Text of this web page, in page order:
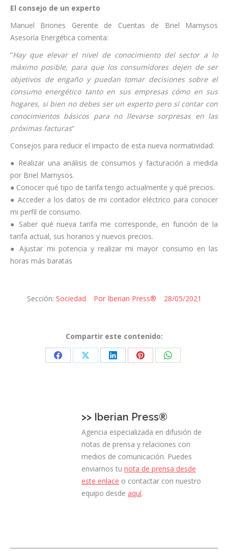
El consejo de un experto
Manuel Briones Gerente de Cuentas de Briel Marnysos
Asesoría Energética comenta:
“Hay que elevar el nivel de conocimiento del sector a lo
máximo posible, para que los consumidores dejen de ser
objetivos de engaño y puedan tomar decisiones sobre el
consumo energético tanto en sus empresas cómo en sus
hogares, si bien no debes ser un experto pero sí contar con
conocimientos básicos para no llevarse sorpresas en las
próximas facturas“
Consejos para reducir el impacto de esta nueva normatividad:
● Realizar una análisis de consumos y facturación a medida
por Briel Marnysos.
● Conocer qué tipo de tarifa tengo actualmente y qué precios.
● Acceder a los datos de mi contador eléctrico para conocer
mi perfil de consumo.
● Saber qué nueva tarifa me corresponde, en función de la
tarifa actual, sus horarios y nuevos precios.
● Ajustar mi potencia y realizar mi mayor consumo en las
horas más baratas
Sección: Sociedad Por Iberian Press® 28/05/2021
Compartir este contenido:
Share Share Share Share Share
>> Iberian Press®
Agencia especializada en difusión de
notas de prensa y relaciones con
medios de comunicación. Puedes
enviarnos tu nota de prensa desde
este enlace o contactar con nuestro
equipo desde aquí.